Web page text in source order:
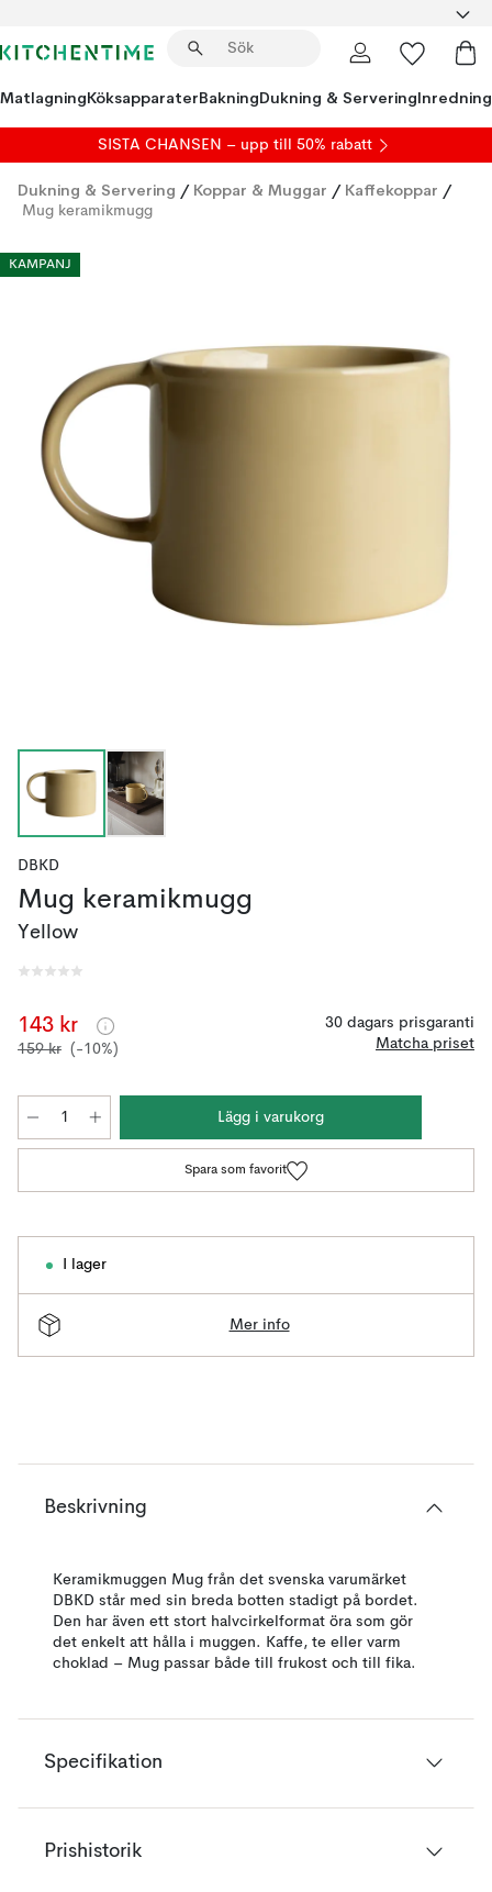
MatlagningKöksapparaterBakningDukning & ServeringInredning
SISTA CHANSEN – upp till 50% rabatt
Dukning & Servering / Koppar & Muggar / Kaffekoppar /
Mug keramikmugg
KAMPANJ
DBKD
Mug keramikmugg
Yellow
143 kr
159 kr (-10%)
30 dagars prisgaranti
Matcha priset
Lägg i varukorg
Spara som favorit
I lager
Mer info
Beskrivning
Keramikmuggen Mug från det svenska varumärket
DBKD står med sin breda botten stadigt på bordet.
Den har även ett stort halvcirkelformat öra som gör
det enkelt att hålla i muggen. Kaffe, te eller varm
choklad – Mug passar både till frukost och till fika.
Specifikation
Prishistorik